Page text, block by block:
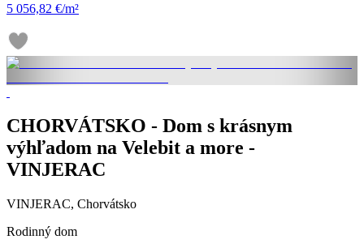
5 056,82 €/m²
CHORVÁTSKO - Dom s krásnym
výhľadom na Velebit a more -
VINJERAC
VINJERAC, Chorvátsko
Rodinný dom